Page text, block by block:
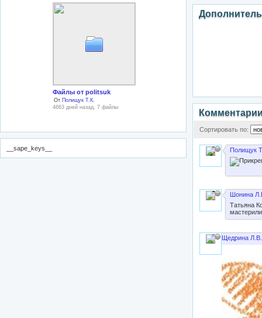
Файлы от politsuk
От Полищук Т.К.
4663 дней назад, 7 файлы
__sape_keys__
Сортировать по:
Полищук
Шонина
Татьяна
Щедрина Л.В.